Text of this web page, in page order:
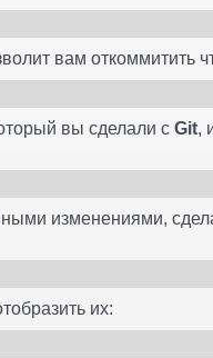
вам откоммитить
вы сделали с Git,
изменениями,
их: